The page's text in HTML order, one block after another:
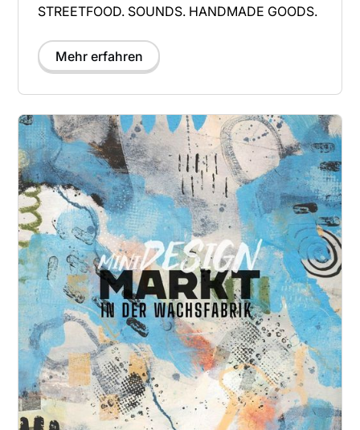
STREETFOOD. SOUNDS. HANDMADE GOODS.
Mehr erfahren